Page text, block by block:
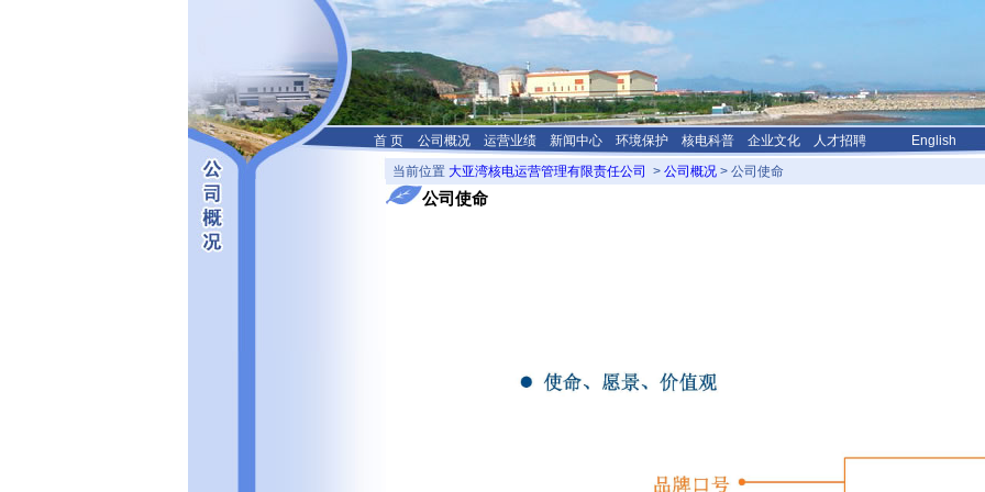
首 页 公司概况 运营业绩 新闻中心 环境保护 核电科普 企业文化 人才招聘
English
当前位置 大亚湾核电运营管理有限责任公司 > 公司概况 > 公司使命
公司使命